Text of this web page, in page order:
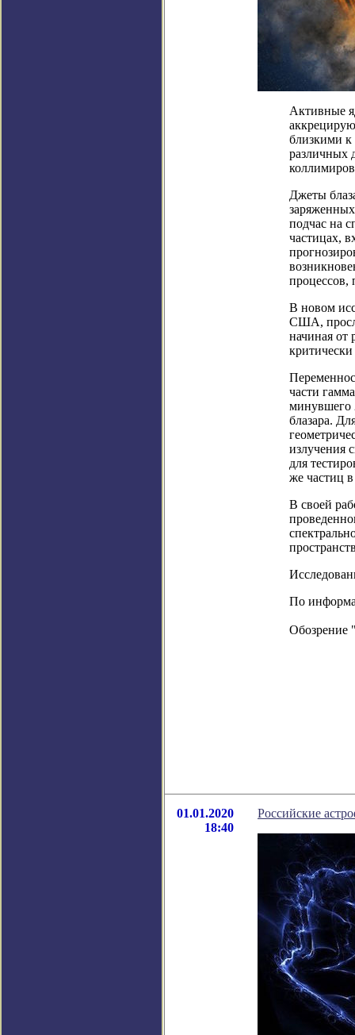
Активные
близкими к
различных
Джеты
подчас на
частицах,
процессов,
В новом
США,
начиная от
части
минувшего
блазара.
излучения
для
же частиц
В своей
По
Обозрение
01.01.2020
18:40
Российские